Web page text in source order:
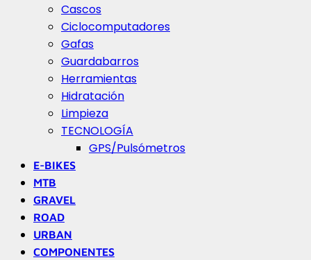
Cascos
Ciclocomputadores
Gafas
Guardabarros
Herramientas
Hidratación
Limpieza
TECNOLOGÍA
GPS/Pulsómetros
E-BIKES
MTB
GRAVEL
ROAD
URBAN
COMPONENTES